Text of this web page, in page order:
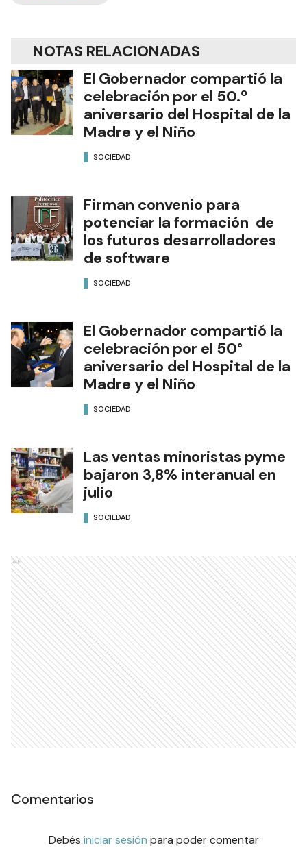
NOTAS RELACIONADAS
El Gobernador compartió la
celebración por el 50.º
aniversario del Hospital de la
Madre y el Niño
SOCIEDAD
Firman convenio para
potenciar la formación de
los futuros desarrolladores
de software
SOCIEDAD
El Gobernador compartió la
celebración por el 50°
aniversario del Hospital de la
Madre y el Niño
SOCIEDAD
Las ventas minoristas pyme
bajaron 3,8% interanual en
julio
SOCIEDAD
Ads
Comentarios
Debés iniciar sesión para poder comentar